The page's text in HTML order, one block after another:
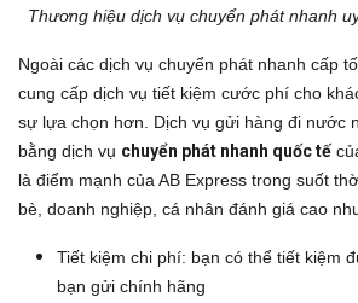
Thương hiệu dịch vụ chuyển phát nhanh
Ngoài các dịch vụ chuyển phát nhanh cấp
cung cấp dịch vụ tiết kiệm cước phí cho
sự lựa chọn hơn. Dịch vụ gửi hàng đi nước
bằng dịch vụ chuyển phát nhanh quốc tế
là điểm mạnh của AB Express trong suốt
bè, doanh nghiệp, cá nhân đánh giá cao
Tiết kiệm chi phí: bạn có thể tiết kiệm
bạn gửi chính hãng